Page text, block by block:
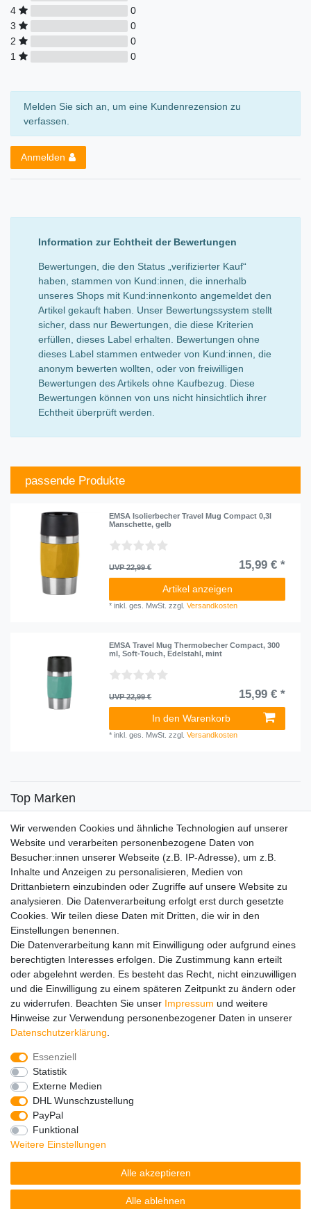
4
0
3
0
2
0
1
0
Melden Sie sich an, um eine Kundenrezension zu
verfassen.
Anmelden
Information zur Echtheit der Bewertungen
Bewertungen, die den Status „verifizierter Kauf“
haben, stammen von Kund:innen, die innerhalb
unseres Shops mit Kund:innenkonto angemeldet den
Artikel gekauft haben. Unser Bewertungssystem stellt
sicher, dass nur Bewertungen, die diese Kriterien
erfüllen, dieses Label erhalten. Bewertungen ohne
dieses Label stammen entweder von Kund:innen, die
anonym bewerten wollten, oder von freiwilligen
Bewertungen des Artikels ohne Kaufbezug. Diese
Bewertungen können von uns nicht hinsichtlich ihrer
Echtheit überprüft werden.
passende Produkte
EMSA Isolierbecher Travel Mug Compact 0,3l
Manschette, gelb
UVP 22,99 € 15,99 € *
Artikel anzeigen
*inkl. ges. MwSt. zzgl.Versandkosten
EMSA Travel Mug Thermobecher Compact, 300
ml, Soft-Touch, Edelstahl, mint
UVP 22,99 € 15,99 € *
In den Warenkorb
*inkl. ges. MwSt. zzgl.Versandkosten
Top Marken
Top Themen
Adventskalender
Service
Versandinfos
FAQ
Ersatzteile
Registrieren
Wir versenden mit
Impressum
Barrierefreiheitserklärung
Wir verwenden Cookies und ähnliche Technologien auf unserer
Website und verarbeiten personenbezogene Daten von
Besucher:innen unserer Webseite (z.B. IP-Adresse), um z.B.
Inhalte und Anzeigen zu personalisieren, Medien von
Drittanbietern einzubinden oder Zugriffe auf unsere Website zu
analysieren. Die Datenverarbeitung erfolgt erst durch gesetzte
Cookies. Wir teilen diese Daten mit Dritten, die wir in den
Einstellungen benennen.
Die Datenverarbeitung kann mit Einwilligung oder aufgrund eines
berechtigten Interesses erfolgen. Die Zustimmung kann erteilt
oder abgelehnt werden. Es besteht das Recht, nicht einzuwilligen
und die Einwilligung zu einem späteren Zeitpunkt zu ändern oder
zu widerrufen. Beachten Sie unser Impressum und weitere
Hinweise zur Verwendung personenbezogener Daten in unserer
Daten­schutz­erklärung
Essenziell
Statistik
Externe Medien
DHL Wunschzustellung
PayPal
Funktional
Weitere Einstellungen
Alle akzeptieren
Alle ablehnen